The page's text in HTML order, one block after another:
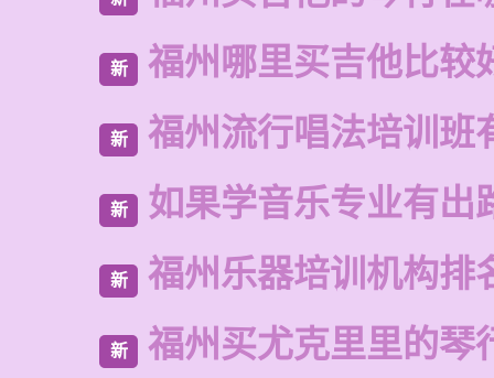
新 福州哪里买吉他比较
新 福州流行唱法培训班
新 如果学音乐专业有出
新 福州乐器培训机构排
新 福州买尤克里里的琴